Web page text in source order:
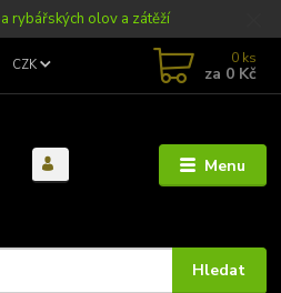
rybářských olov a zátěží
Menu
CZK
Hledat
0 ks
za 0 Kč